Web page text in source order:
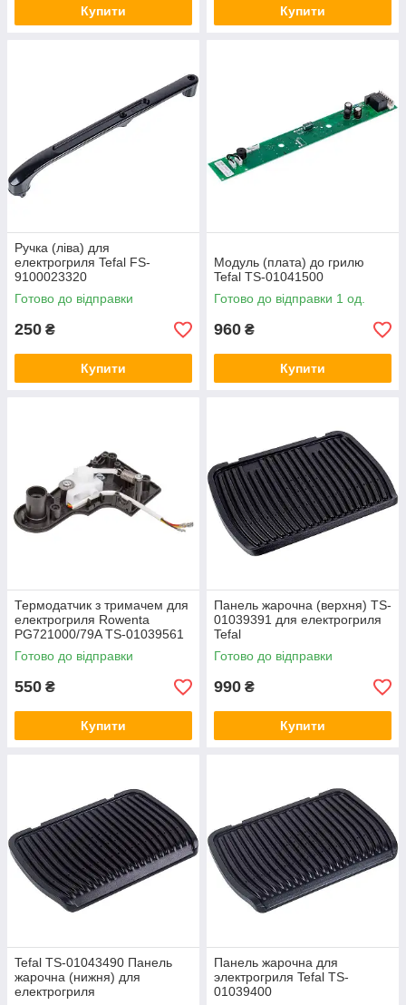
Купити Купити
Ручка (ліва) для
електрогриля Tefal FS-
9100023320
Готово до відправки
250 ₴
Купити
Модуль (плата) до грилю
Tefal TS-01041500
Готово до відправки 1 од.
960 ₴
Купити
Термодатчик з тримачем для
електрогриля Rowenta
PG721000/79A TS-01039561
Готово до відправки
550 ₴
Купити
Панель жарочна (верхня) TS-
01039391 для електрогриля
Tefal
Готово до відправки
990 ₴
Купити
Tefal TS-01043490 Панель
жарочна (нижня) для
електрогриля
Панель жарочна для
электрогриля Tefal TS-
01039400